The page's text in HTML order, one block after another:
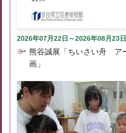
2026年07月22日～2026年08月23日
熊谷誠展「ちいさい舟 ア
画」